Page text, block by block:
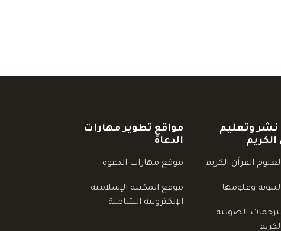
نشر وتعليم
الكريم
القرآن الكريم
وعلومها
الصوتية
مواقع تطوير مهارات
الدعاة
موقع مهارات الدعوة
موقع المكتبة الإسلامية
الإلكترونية الشاملة